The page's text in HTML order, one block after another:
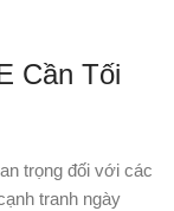
Cần Tối
trọng đối với các
tranh ngày